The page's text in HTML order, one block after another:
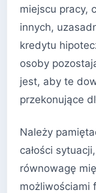
miejscu pracy,
innych,
kredytu
osoby
jest, aby te
przekonujące
Należy
całości
równowagę
możliwościami